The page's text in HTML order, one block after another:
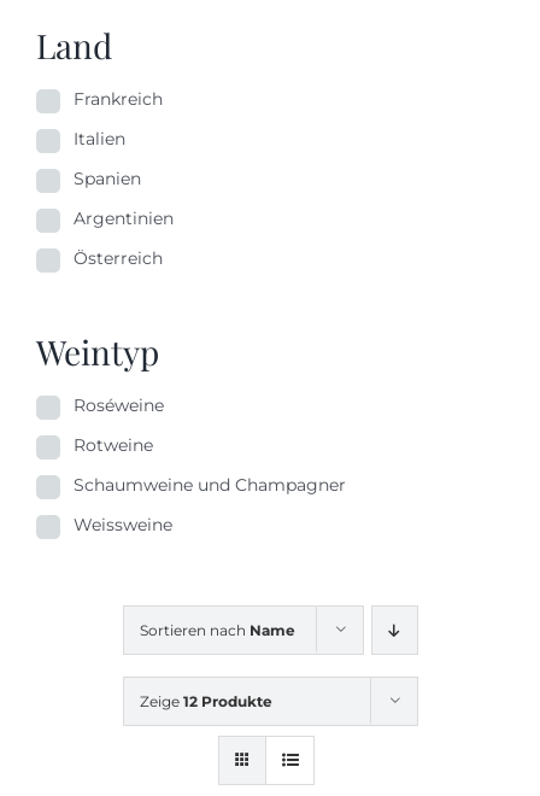
Sortieren nach Name
Zeige 12 Produkte
Land
Frankreich
Italien
Spanien
Argentinien
Österreich
Weintyp
Roséweine
Rotweine
Schaumweine und Champagner
Weissweine